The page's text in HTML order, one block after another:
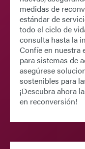
medidas de
estándar de
todo el ciclo de
consulta hasta la
Confíe en nuestra
para sistemas de
asegúrese
sostenibles para
¡Descubra ahora
en reconversión!